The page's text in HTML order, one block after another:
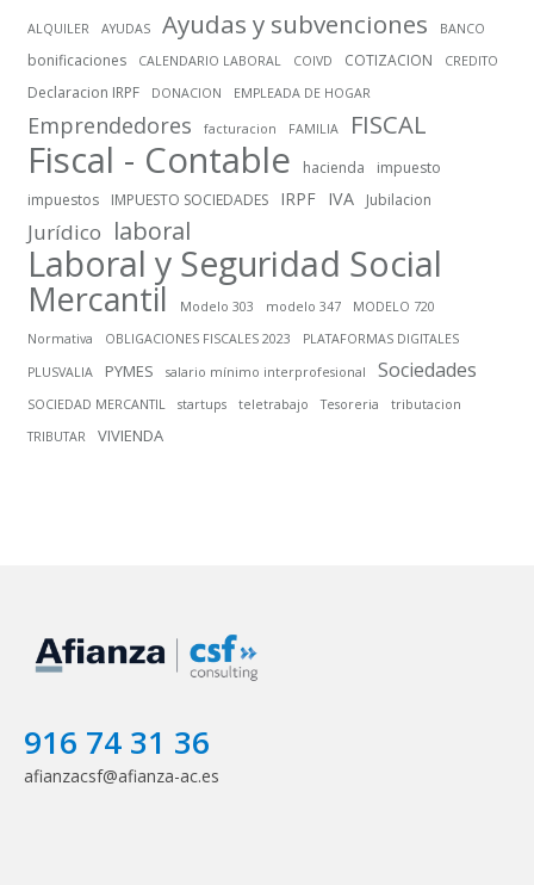
ALQUILER AYUDAS Ayudas y subvenciones BANCO
bonificaciones CALENDARIO LABORAL COIVD COTIZACION CREDITO
Declaracion IRPF DONACION EMPLEADA DE HOGAR
Emprendedores facturacion FAMILIA FISCAL
Fiscal - Contable hacienda
impuesto
impuestos
IMPUESTO SOCIEDADES IRPF IVA Jubilacion
Jurídico laboral
Laboral y Seguridad Social
Mercantil Modelo 303 modelo 347
MODELO 720
Normativa
OBLIGACIONES FISCALES 2023
PLATAFORMAS DIGITALES
PLUSVALIA
PYMES salario mínimo interprofesional Sociedades
SOCIEDAD MERCANTIL startups teletrabajo Tesoreria
tributacion
TRIBUTAR
VIVIENDA
916 74 31 36
afianzacsf@afianza-ac.es